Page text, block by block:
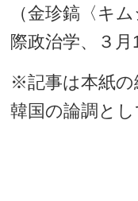
（金珍鎬〈キ
際政治学、３月
※記事は本紙の
韓国の論調と